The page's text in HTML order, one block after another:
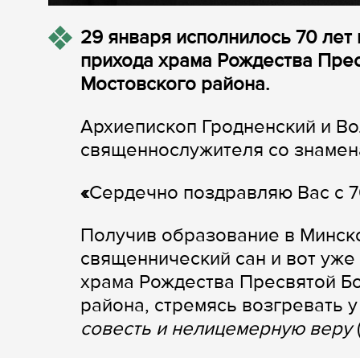
29 января исполнилось 70
прихода храма Рождества
Мостовского района.
Архиепископ Гродненский и
священнослужителя со
«Сердечно поздравляю Вас с
Получив образование в
священнический сан и вот
храма Рождества Пресвятой
района, стремясь возгревать
совесть и нелицемерную веру